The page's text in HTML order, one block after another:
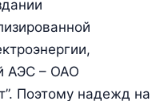
АЭС – ОАО
Поэтому надежд на